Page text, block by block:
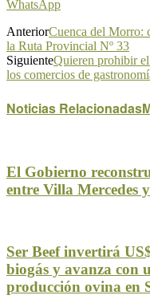
WhatsApp
AnteriorCuenca del Morro:
la Ruta Provincial Nº 33
SiguienteQuieren prohibir
los comercios de
Noticias Relacionadas
El Gobierno
entre Villa Mercedes
Ser Beef invertirá
biogás y avanza con
producción ovina en